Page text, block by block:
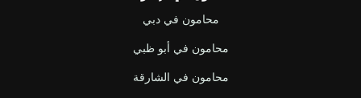
محامون في دبي
محامون في أبو ظبي
محامون في الشارقة
o
k
t
r
b
e